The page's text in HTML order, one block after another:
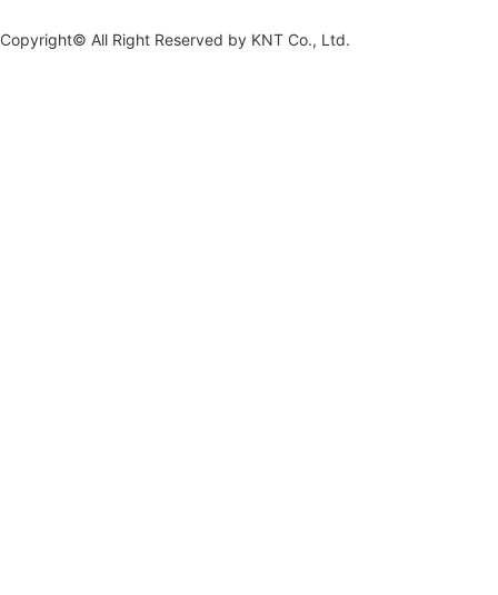
Copyright© All Right Reserved by KNT Co., Ltd.